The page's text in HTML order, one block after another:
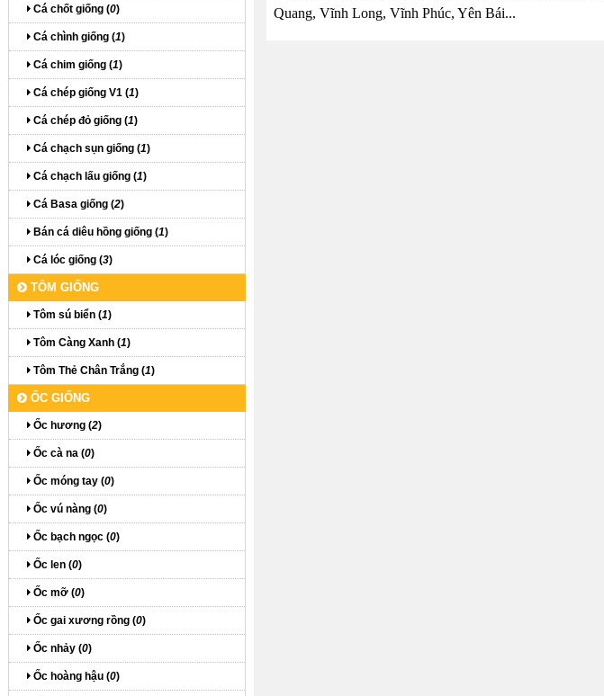
Quang, Vĩnh Long, Vĩnh Phúc, Yên Bái...
Cá chốt giống (0)
Cá chình giống (1)
Cá chim giống (1)
Cá chép giống V1 (1)
Cá chép đỏ giống (1)
Cá chạch sụn giống (1)
Cá chạch lấu giống (1)
Cá Basa giống (2)
Bán cá diêu hồng giống (1)
Cá lóc giống (3)
TÔM GIỐNG
Tôm sú biển (1)
Tôm Càng Xanh (1)
Tôm Thẻ Chân Trắng (1)
ỐC GIỐNG
Ốc hương (2)
Ốc cà na (0)
Ốc móng tay (0)
Ốc vú nàng (0)
Ốc bạch ngọc (0)
Ốc len (0)
Ốc mỡ (0)
Ốc gai xương rồng (0)
Ốc nhảy (0)
Ốc hoàng hậu (0)